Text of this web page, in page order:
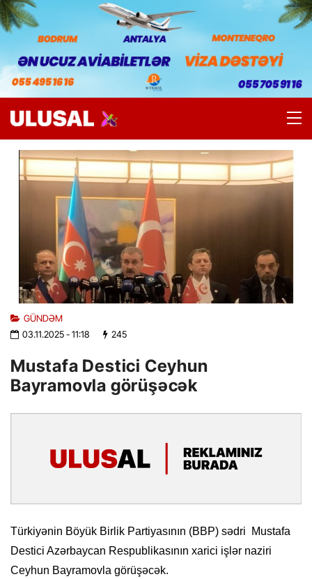
GÜNDƏM
03.11.2025- 11:18 245
Mustafa Destici Ceyhun
Bayramovla görüşəcək
Türkiyənin Böyük Birlik Partiyasının (BBP) sədri Mustafa
Destici Azərbaycan Respublikasının xarici işlər naziri
Ceyhun Bayramovla görüşəcək.